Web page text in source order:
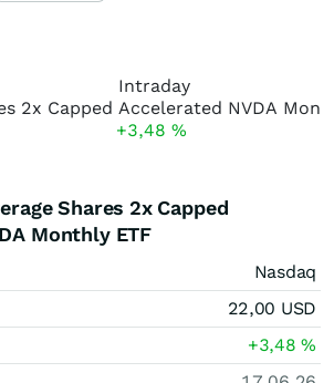
Intraday
+3,48 %
Shares 2x Capped
Monthly ETF
Nasdaq
22,00 USD
+3,48%